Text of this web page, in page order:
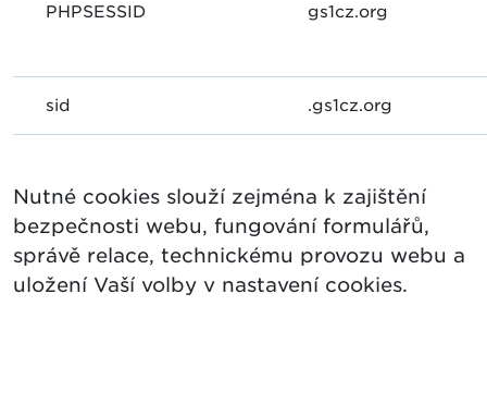
PHPSESSID gs1cz.org
sid .gs1cz.org
Nutné cookies slouží zejména k zajištění
bezpečnosti webu, fungování formulářů,
správě relace, technickému provozu webu a
uložení Vaší volby v nastavení cookies.